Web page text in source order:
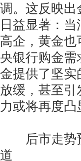
调。这反映出
日益显著：
高企，黄金
央银行购金
金提供了坚实
放缓，甚至
力或将再度凸
后市走势预
道